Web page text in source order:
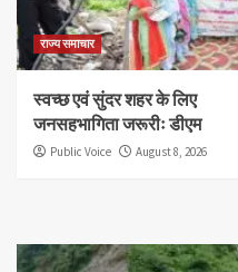
राज्य समाचार
स्वच्छ एवं सुंदर शहर के लिए
जनसहभागिता जरूरीः डीएम
Public Voice August 8, 2026